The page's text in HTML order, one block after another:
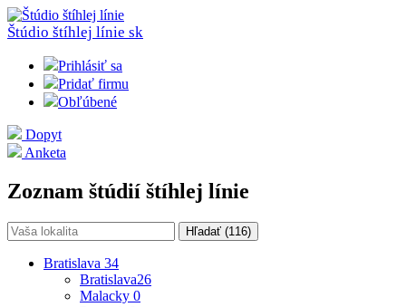
Štúdio štíhlej línie sk
Prihlásiť sa
Pridať firmu
Obľúbené
Dopyt
Anketa
Zoznam štúdií štíhlej línie
Hľadať (116)
Bratislava 34
Bratislava26
Malacky 0